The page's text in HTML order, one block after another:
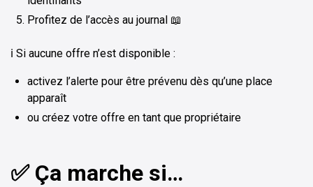
Profitez de l’accès au journal 📖
ℹ️ Si aucune offre n’est disponible :
activez l’alerte pour être prévenu dès qu’une place
apparaît
ou créez votre offre en tant que propriétaire
✅ Ça marche si…